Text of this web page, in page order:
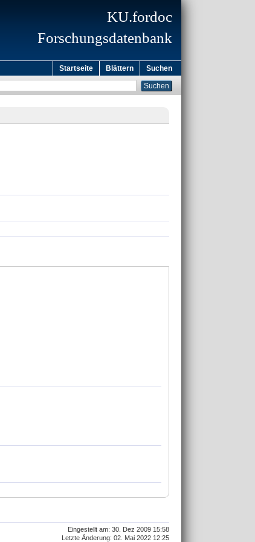
KU.fordoc
Forschungsdatenbank
Startseite Blättern Suchen
Eingestellt am: 30. Dez 2009 15:58
Letzte Änderung: 02. Mai 2022 12:25